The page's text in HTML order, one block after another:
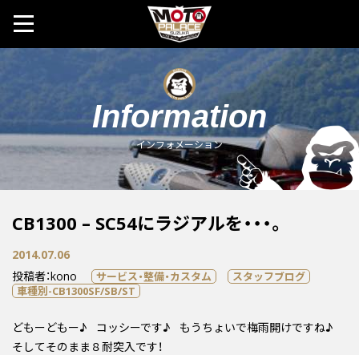
Information
インフォメーション
CB1300 – SC54にラジアルを・・・。
2014.07.06
投稿者：kono
サービス・整備・カスタム
スタッフブログ
車種別-CB1300SF/SB/ST
どもーどもー♪ コッシーです♪ もうちょいで梅雨開けですね♪
そしてそのまま８耐突入です！